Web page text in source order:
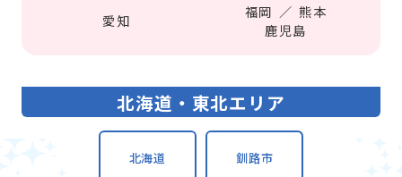
愛知 福岡 ／ 熊本
鹿児島
北海道・東北エリア
北海道 釧路市